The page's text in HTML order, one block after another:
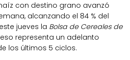
con destino grano avanzó
alcanzando el 84 % del
jueves la Bolsa de Cereales de
representa un adelanto
los últimos 5 ciclos.